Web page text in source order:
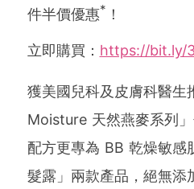
件半價優惠* ！
立即購買： https://bit.ly/
獲美國兒科及皮膚科醫
Moisture 天然燕麥系列
配方更專為 BB 乾燥敏感
髮露」兩款產品，絕無添